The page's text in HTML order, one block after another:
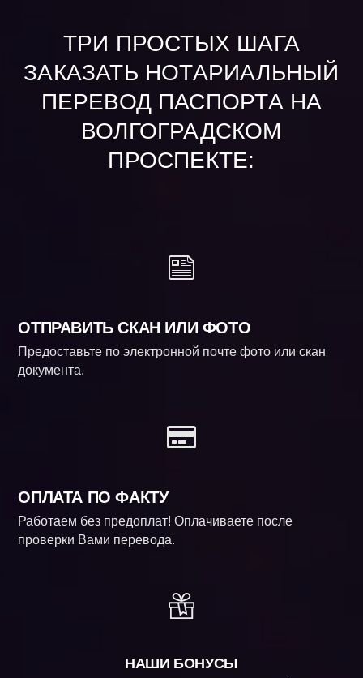
ТРИ ПРОСТЫХ ШАГА
ЗАКАЗАТЬ НОТАРИАЛЬНЫЙ
ПЕРЕВОД ПАСПОРТА НА
ВОЛГОГРАДСКОМ
ПРОСПЕКТЕ:
ОТПРАВИТЬ СКАН ИЛИ ФОТО
Предоставьте по электронной почте фото или скан
документа.
ОПЛАТА ПО ФАКТУ
Работаем без предоплат! Оплачиваете после
проверки Вами перевода.
НАШИ БОНУСЫ